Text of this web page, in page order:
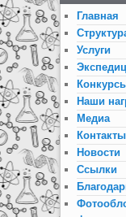
Главная
Услуги
Наши
Медиа
Контакты
Новости
Ссылки